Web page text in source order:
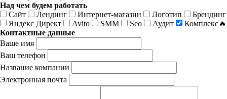
Над чем будем работать
Сайт
Лендинг Интернет-магазин Логотип
Брендинг
Яндекс Директ
Avito SMM Seo Аудит
Комплекс🔥
Контактные данные
Ваше имя
Ваш телефон
Название компании
Электронная почта